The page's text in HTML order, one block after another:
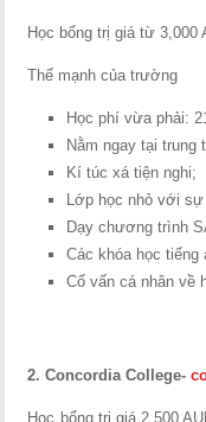
Học bổng trị giá từ 3,000
Thế mạnh của trường
Học phí vừa phải:
Nằm ngay tại trung
Kí túc xá tiện nghi;
Lớp học nhỏ với
Dạy chương trình
Các khóa học tiếng
Cố vấn cá nhân về
2.Concordia College-
Học bổng trị giá 2,500